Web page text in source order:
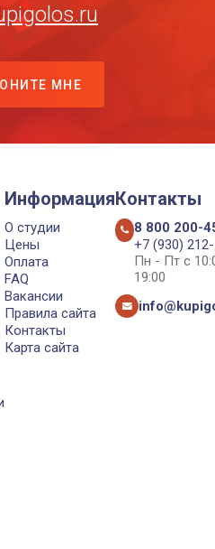
МНЕ
Информация
О студии
Цены
Оплата
FAQ
Вакансии
Правила сайта
Контакты
Карта сайта
Контакты
8 800 200-
+7 (930)
Пн - Пт с
19:00